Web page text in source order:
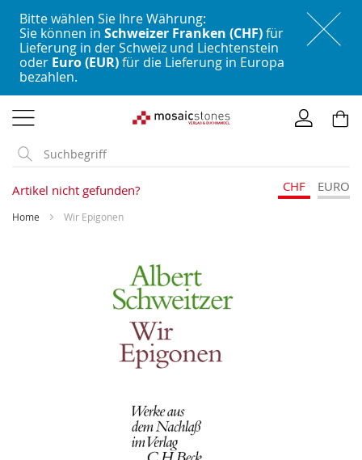
Bitte wählen Sie Ihre Währung:
Sie können in Schweizer Franken (CHF)für
Lieferung in der Schweiz und Liechtenstein
oder Euro (EUR)für die Lieferung in Europa
bezahlen.
zum
Inhalt
Artikel nicht gefunden? CHF EURO
Home Wir Epigonen